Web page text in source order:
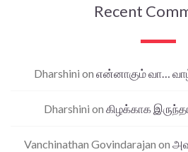
Recent
Dharshini on என்னாகும் வா…
Dharshini on கிழக்காக
Vanchinathan Govindarajan on